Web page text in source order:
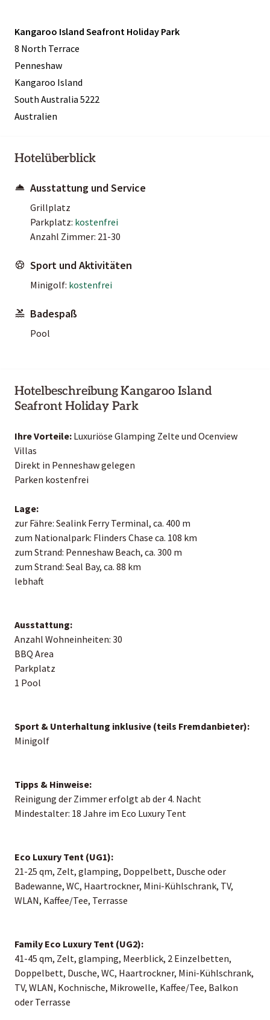
Kangaroo Island Seafront Holiday Park
8 North Terrace
Penneshaw
Kangaroo Island
South Australia 5222
Australien
Hotelüberblick
Ausstattung und Service
Grillplatz
Parkplatz: kostenfrei
Anzahl Zimmer: 21-30
Sport und Aktivitäten
Minigolf: kostenfrei
Badespaß
Pool
Hotelbeschreibung Kangaroo Island
Seafront Holiday Park
Ihre Vorteile: Luxuriöse Glamping Zelte und Ocenview
Villas
Direkt in Penneshaw gelegen
Parken kostenfrei
Lage:
zur Fähre: Sealink Ferry Terminal, ca. 400 m
zum Nationalpark: Flinders Chase ca. 108 km
zum Strand: Penneshaw Beach, ca. 300 m
zum Strand: Seal Bay, ca. 88 km
lebhaft
Ausstattung:
Anzahl Wohneinheiten: 30
BBQ Area
Parkplatz
1 Pool
Sport & Unterhaltung inklusive (teils Fremdanbieter):
Minigolf
Tipps & Hinweise:
Reinigung der Zimmer erfolgt ab der 4. Nacht
Mindestalter: 18 Jahre im Eco Luxury Tent
Eco Luxury Tent (UG1):
21-25 qm, Zelt, glamping, Doppelbett, Dusche oder
Badewanne, WC, Haartrockner, Mini-Kühlschrank, TV,
WLAN, Kaffee/Tee, Terrasse
Family Eco Luxury Tent (UG2):
41-45 qm, Zelt, glamping, Meerblick, 2 Einzelbetten,
Doppelbett, Dusche, WC, Haartrockner, Mini-Kühlschrank,
TV, WLAN, Kochnische, Mikrowelle, Kaffee/Tee, Balkon
oder Terrasse